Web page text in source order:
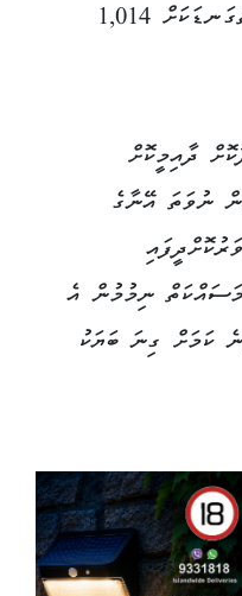
އިމާރާތުގެ ބޮޑުމިނުގައި ގާތްގަނޑަކަށް 1,014
ދާއިމީކޮށް
ނުވަތަ އޭނާގެ
ނިމުމުން އެ
ކަމަށް ގިނަ ބަޔަކު